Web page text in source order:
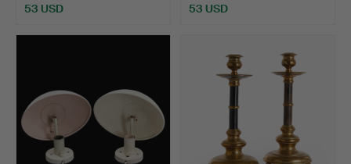
53 USD 53 USD